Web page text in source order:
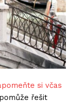
si včas
řešit